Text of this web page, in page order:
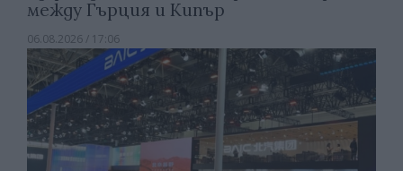
между Гърция и Кипър
06.08.2026 / 17:06